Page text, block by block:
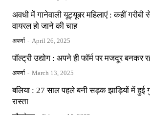
अवधी में गानेवाली यूट्यूबर महिलाएं : कहीं गरीबी
वायरल हो जाने की चाह
अपर्णा - April 26, 2025
पॉल्ट्री उद्योग : अपने ही फॉर्म पर मजदूर बनकर
अपर्णा - March 13, 2025
बलिया : 27 साल पहले बनी सड़क झाड़ियों में हुई
रास्ता